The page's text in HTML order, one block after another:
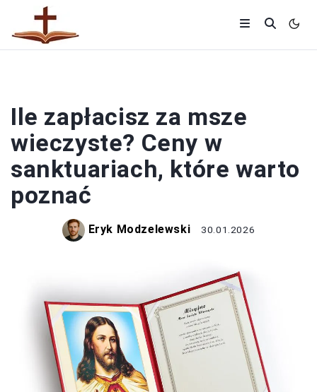
Ile zapłacisz za msze
wieczyste? Ceny w
sanktuariach, które warto
poznać
Eryk Modzelewski 30.01.2026